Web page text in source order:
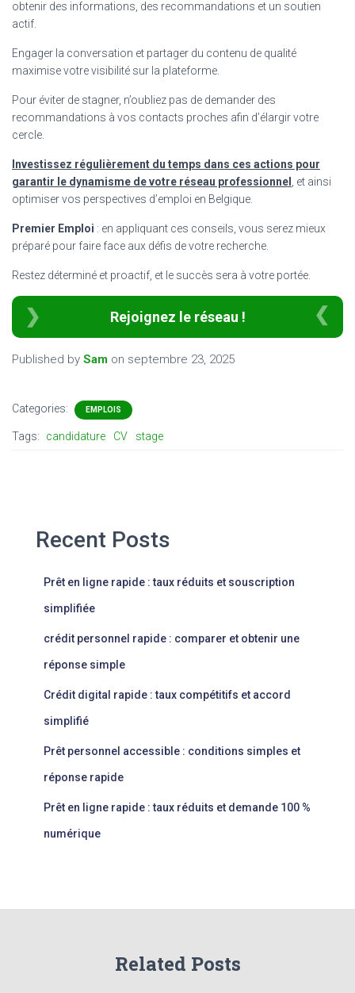
obtenir des informations, des recommandations et un soutien
actif.
Engager la conversation et partager du contenu de qualité
maximise votre visibilité sur la plateforme.
Pour éviter de stagner, n’oubliez pas de demander des
recommandations à vos contacts proches afin d’élargir votre
cercle.
Investissez régulièrement du temps dans ces actions pour
garantir le dynamisme de votre réseau professionnel
, et ainsi
optimiser vos perspectives d’emploi en Belgique.
Premier Emploi : en appliquant ces conseils, vous serez mieux
préparé pour faire face aux défis de votre recherche.
Restez déterminé et proactif, et le succès sera à votre portée.
Rejoignez le réseau !
Published by Sam on septembre 23, 2025
Categories: EMPLOIS
Tags: candidature CV stage
Recent Posts
Prêt en ligne rapide : taux réduits et souscription
simplifiée
crédit personnel rapide : comparer et obtenir une
réponse simple
Crédit digital rapide : taux compétitifs et accord
simplifié
Prêt personnel accessible : conditions simples et
réponse rapide
Prêt en ligne rapide : taux réduits et demande 100 %
numérique
Related Posts